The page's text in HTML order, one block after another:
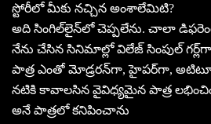
స్టోరీలో మీకు నచ్చిన అంశాలేమిటి?
అది సింగిల్‌లైన్‌లో చెప్పలేను. చాలా
నేను చేసిన సినిమాల్లో విలేజ్‌ సింపుల్‌
పాత్ర ఎంతో మోడ్రరన్‌గా, హైపర్‌గా,
నటికి కావాలసిన వైవిధ్యమైన పాత్ర
అనే పాత్రలో కనిపించాను